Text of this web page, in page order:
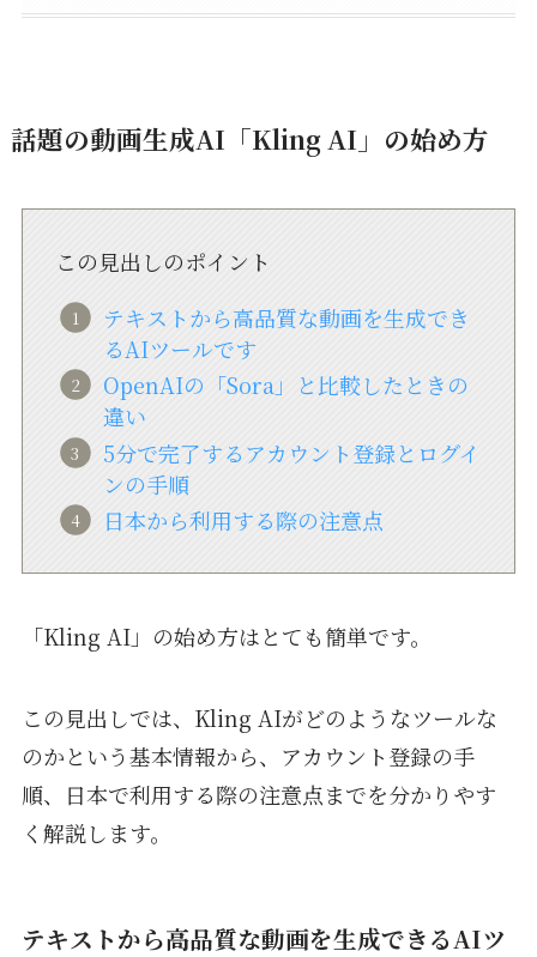
話題の動画生成AI「Kling AI」の始め方
この見出しのポイント
テキストから高品質な動画を生成でき
るAIツールです
OpenAIの「Sora」と比較したときの
違い
5分で完了するアカウント登録とログイ
ンの手順
日本から利用する際の注意点
「Kling AI」の始め方はとても簡単です。
この見出しでは、Kling AIがどのようなツールな
のかという基本情報から、アカウント登録の手
順、日本で利用する際の注意点までを分かりやす
く解説します。
テキストから高品質な動画を生成できるAIツ